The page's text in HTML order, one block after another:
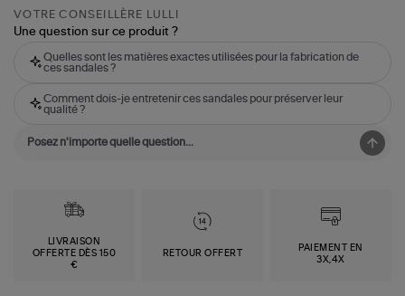
VOTRE CONSEILLÈRE LULLI
Une question sur ce produit ?
Quelles sont les matières exactes utilisées pour la fabrication de
ces sandales ?
Comment dois-je entretenir ces sandales pour préserver leur
qualité ?
LIVRAISON
OFFERTE DÈS 150
€
RETOUR OFFERT
PAIEMENT EN
3X,4X